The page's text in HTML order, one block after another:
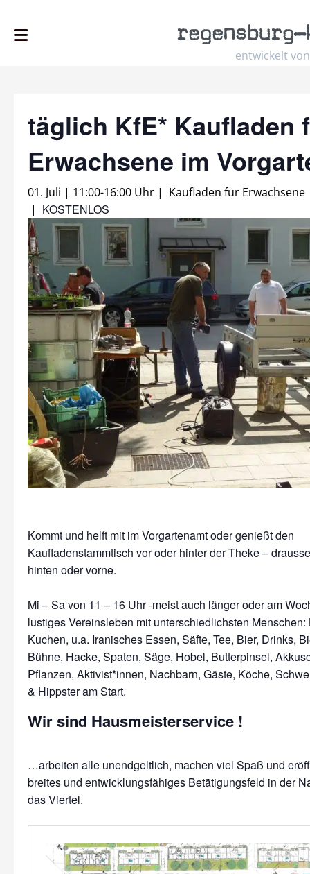
entwickelt von
regensburg–
täglich KfE* Kaufladen
Erwachsene im
01. Juli | 11:00-16:00 Uhr | Kaufladen für Erwachsene
| KOSTENLOS
Kommt und helft mit im Vorgartenamt oder genießt den
Kaufladenstammtisch vor oder hinter der Theke –
hinten oder vorne.
Mi – Sa von 11 – 16 Uhr -meist auch länger oder am
lustiges Vereinsleben mit unterschiedlichsten Menschen:
Kuchen, u.a. Iranisches Essen, Säfte, Tee, Bier, Drinks,
Bühne, Hacke, Spaten, Säge, Hobel, Butterpinsel,
Pflanzen, Aktivist*innen, Nachbarn, Gäste, Köche,
Wir sind Hausmeisterservice !
…arbeiten alle unendgeltlich, machen viel Spaß und
breites und entwicklungsfähiges Betätigungsfeld in der
das Viertel.